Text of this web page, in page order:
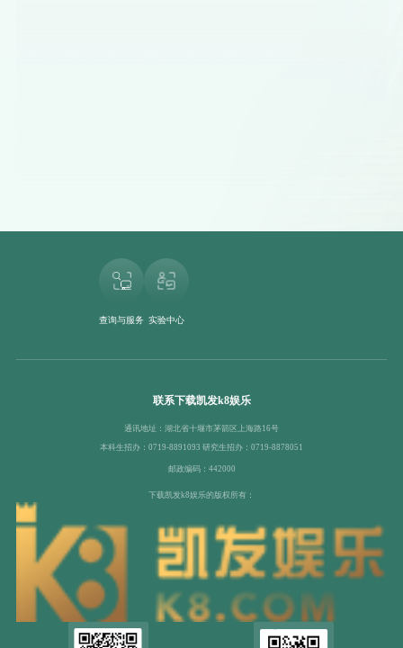
查询与服务 实验中心
联系下载凯发k8娱乐
通讯地址：湖北省十堰市茅箭区上海路16号
本科生招办：0719-8891093 研究生招办：0719-8878051
邮政编码：442000
下载凯发k8娱乐的版权所有：